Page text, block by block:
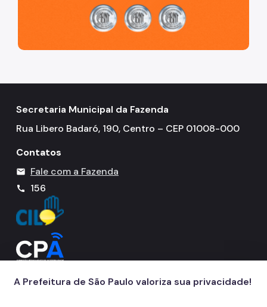
Secretaria Municipal da Fazenda
Rua Libero Badaró, 190, Centro – CEP 01008-000
Contatos
mail Fale com a Fazenda
call 156
A Prefeitura de São Paulo valoriza sua privacidade!